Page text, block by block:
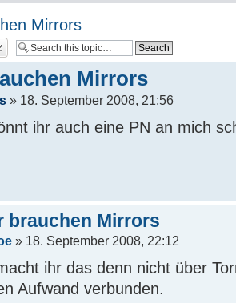
Mirrors
Mirrors
» 18. September 2008, 21:56
ihr auch eine PN an mich
brauchen Mirrors
» 18. September 2008, 22:12
ihr das denn nicht über
Aufwand verbunden.